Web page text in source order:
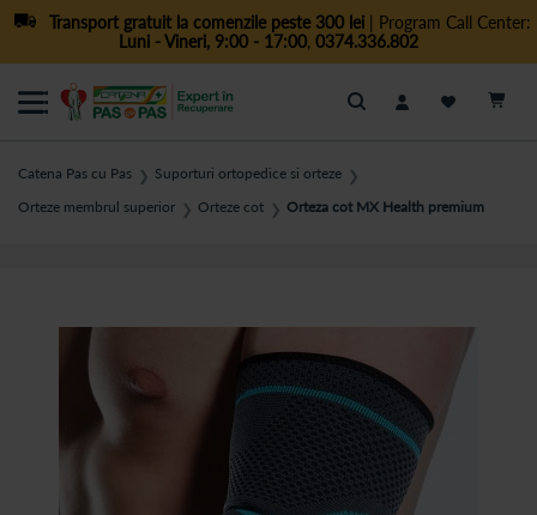
Transport gratuit la comenzile peste 300 lei| Program Call Center:
Luni - Vineri, 9:00 - 17:00, 0374.336.802
Cautare
Catena Pas cu Pas ❯ Suporturi ortopedice si orteze ❯
Orteze membrul superior ❯ Orteze cot ❯ Orteza cot MX Health premium